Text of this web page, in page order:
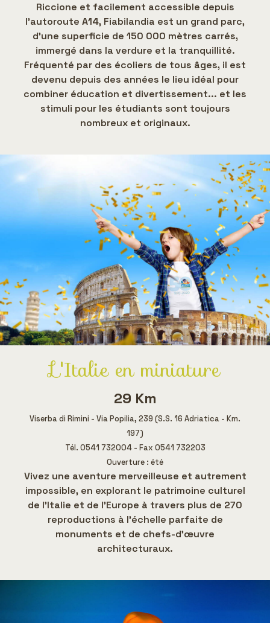
Riccione et facilement accessible depuis
l'autoroute A14, Fiabilandia est un grand parc,
d'une superficie de 150 000 mètres carrés,
immergé dans la verdure et la tranquillité.
Fréquenté par des écoliers de tous âges, il est
devenu depuis des années le lieu idéal pour
combiner éducation et divertissement... et les
stimuli pour les étudiants sont toujours
nombreux et originaux.
L'Italie en miniature
29 Km
Viserba di Rimini - Via Popilia, 239 (S.S. 16 Adriatica - Km.
197)
Tél. 0541 732004 - Fax 0541 732203
Ouverture : été
Vivez une aventure merveilleuse et autrement
impossible, en explorant le patrimoine culturel
de l'Italie et de l'Europe à travers plus de 270
reproductions à l'échelle parfaite de
monuments et de chefs-d'œuvre
architecturaux.